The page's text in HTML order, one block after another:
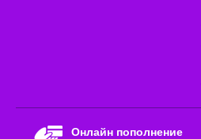
Онлайн пополнение